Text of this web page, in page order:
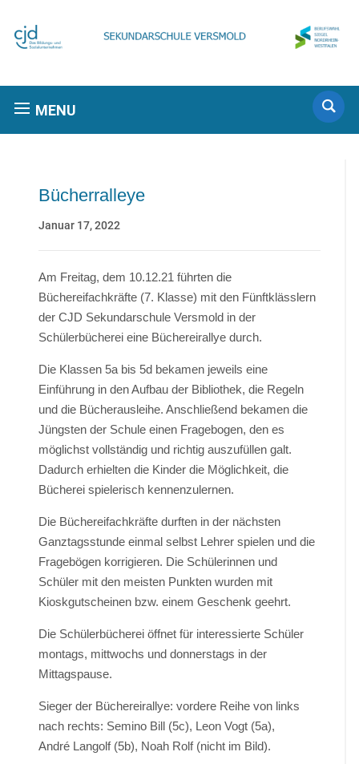
MENU
Bücherralleye
Januar 17, 2022
Am Freitag, dem 10.12.21 führten die
Büchereifachkräfte (7. Klasse) mit den Fünftklässlern
der CJD Sekundarschule Versmold in der
Schülerbücherei eine Büchereirallye durch.
Die Klassen 5a bis 5d bekamen jeweils eine
Einführung in den Aufbau der Bibliothek, die Regeln
und die Bücherausleihe. Anschließend bekamen die
Jüngsten der Schule einen Fragebogen, den es
möglichst vollständig und richtig auszufüllen galt.
Dadurch erhielten die Kinder die Möglichkeit, die
Bücherei spielerisch kennenzulernen.
Die Büchereifachkräfte durften in der nächsten
Ganztagsstunde einmal selbst Lehrer spielen und die
Fragebögen korrigieren. Die Schülerinnen und
Schüler mit den meisten Punkten wurden mit
Kioskgutscheinen bzw. einem Geschenk geehrt.
Die Schülerbücherei öffnet für interessierte Schüler
montags, mittwochs und donnerstags in der
Mittagspause.
Sieger der Büchereirallye: vordere Reihe von links
nach rechts: Semino Bill (5c), Leon Vogt (5a),
André Langolf (5b), Noah Rolf (nicht im Bild).